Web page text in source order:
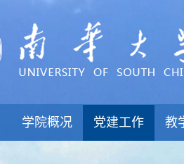
学院概况 党建工作 教